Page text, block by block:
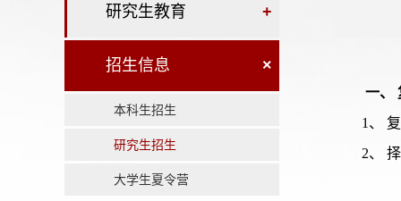
研究生教育 +
招生信息 ×
本科生招生
研究生招生
大学生夏令营
一、
1、
2、